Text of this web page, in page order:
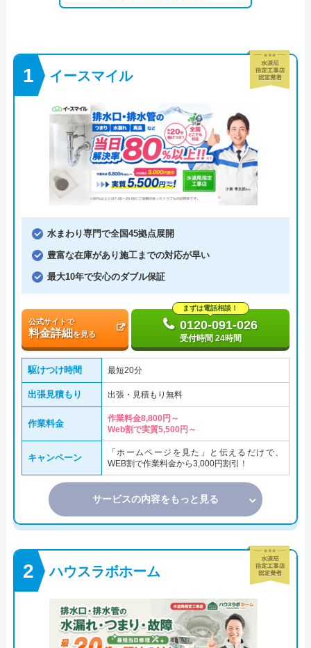
イースマイル
水まわり専門で全国45拠点展開
豊富な在庫があり施工までの対応が早い
最大10年で安心のダブル保証
公式サイトで
料金詳細を見る
まずは電話相談！
0120-091-026
受付時間 24時間
駆けつけ時間 最短20分
出張見積もり 出張・見積もり無料
作業料金
作業料金8,800円～
Web割で実質5,500円～
キャンペーン
「ホームページを見た」と伝えるだけで、
WEB割で作業料金から3,000円割引！
サービスの内容をもっと見る
ハウスラボホーム